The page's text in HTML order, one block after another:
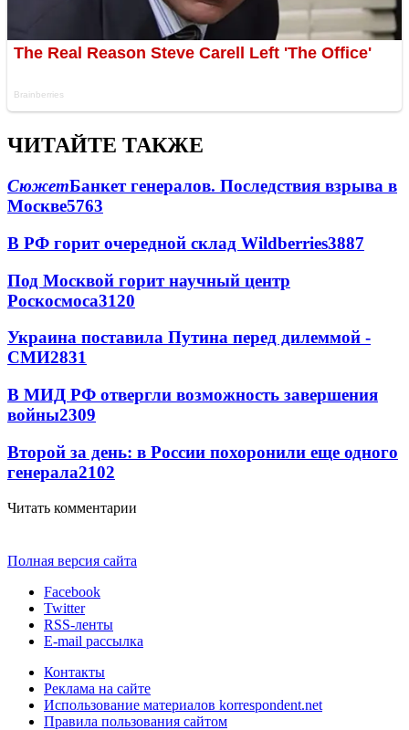
ЧИТАЙТЕ ТАКЖЕ
СюжетБанкет генералов. Последствия взрыва в
Москве5763
В РФ горит очередной склад Wildberries3887
Под Москвой горит научный центр
Роскосмоса3120
Украина поставила Путина перед дилеммой -
СМИ2831
В МИД РФ отвергли возможность завершения
войны2309
Второй за день: в России похоронили еще одного
генерала2102
Читать комментарии
Полная версия сайта
Facebook
Twitter
RSS-ленты
E-mail рассылка
Контакты
Реклама на сайте
Использование материалов korrespondent.net
Правила пользования сайтом